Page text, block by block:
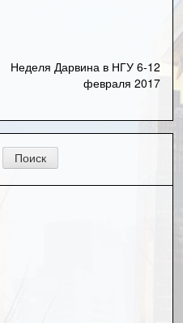
Неделя Дарвина в НГУ 6-12
февраля 2017